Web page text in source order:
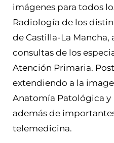
imágenes para todos
Radiología de los
de Castilla-La Mancha,
consultas de los
Atención Primaria.
extendiendo a la
Anatomía Patológica y
además de
telemedicina.